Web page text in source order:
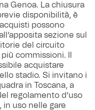
Genoa. La chiusura
disponibilità, è
possono
sezione sul
del circuito
commissioni. Il
acquistare
stadio. Si invitano i
in Toscana, a
regolamento d’uso
uso nelle gare